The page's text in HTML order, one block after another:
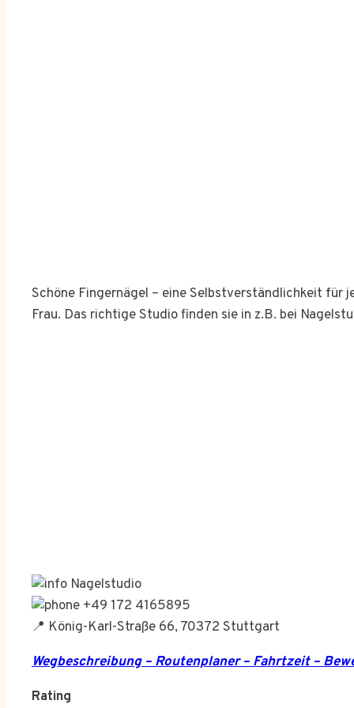
Schöne Fingernägel – eine Selbstverständlichkeit für
Frau. Das richtige Studio finden sie in z.B. bei
Nagelstudio
+49 172 4165895
📍 König-Karl-Straße 66, 70372 Stuttgart
Wegbeschreibung – Routenplaner – Fahrtzeit –
Rating